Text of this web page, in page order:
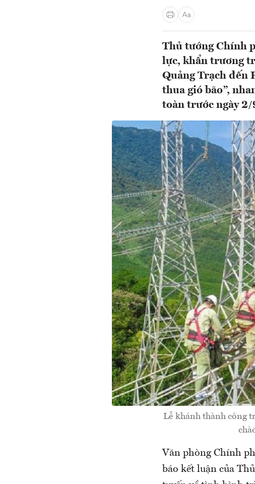
Thủ tướng Chính
lực, khẩn trương
Quảng Trạch đến
thua gió bão”,
toàn trước ngày
Lễ khánh thành công
Văn phòng Chính
báo kết luận của